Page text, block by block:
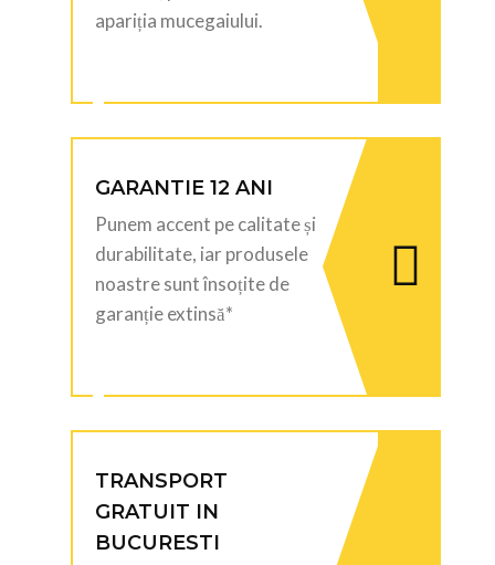
apariția mucegaiului.
GARANTIE 12 ANI
Punem accent pe calitate și
durabilitate, iar produsele
noastre sunt însoțite de
garanție extinsă*
TRANSPORT
GRATUIT IN
BUCURESTI